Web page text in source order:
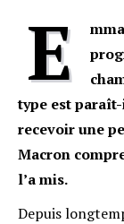
E
type est
recevoir une
Macron
l’a mis.
Depuis